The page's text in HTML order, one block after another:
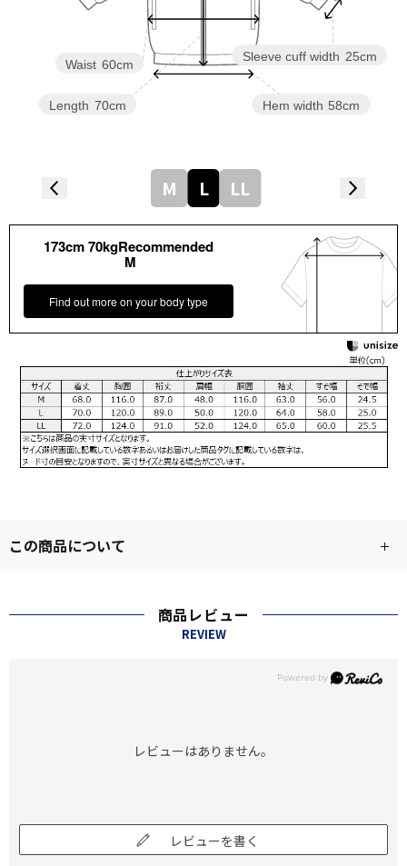
Hem width 58cm
Sleeve cuff width 25cm
Length 70cm
Waist 60cm
M L LL
173cm 70kgRecommended
M
Find out more on your body type
この商品について
商品レビュー
REVIEW
レビューはありません。
レビューを書く